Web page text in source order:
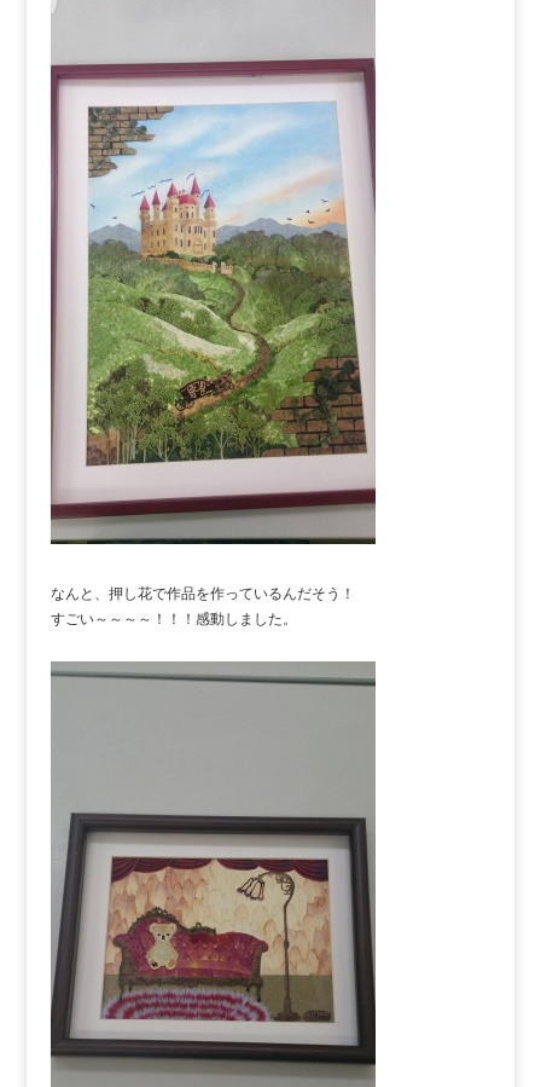
なんと、押し花で作品を作っているんだそう！
すごい～～～～！！！感動しました。